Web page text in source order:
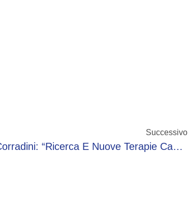
Successivo
Ematologo Corradini: “Ricerca E Nuove Terapie Cambiano Le Prognosi Delle Neoplasie Del Sangue”